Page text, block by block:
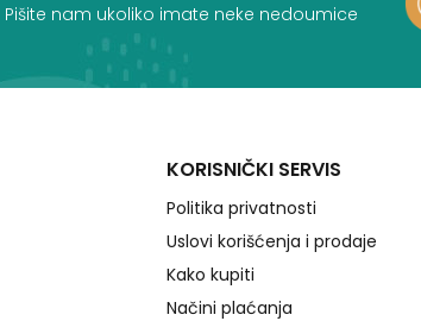
Pišite nam ukoliko imate neke nedoumice
KORISNIČKI SERVIS
Politika privatnosti
Uslovi korišćenja i prodaje
Kako kupiti
Načini plaćanja